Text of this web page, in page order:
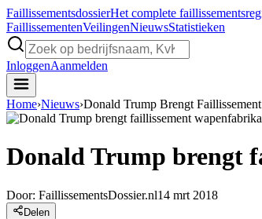
FaillissementsdossierHet complete
FaillissementenVeilingenNieuwsStatistieken
InloggenAanmelden
Home›Nieuws›Donald Trump Brengt
Donald Trump brengt
Door: FaillissementsDossier.nl14 mrt 2018
Delen